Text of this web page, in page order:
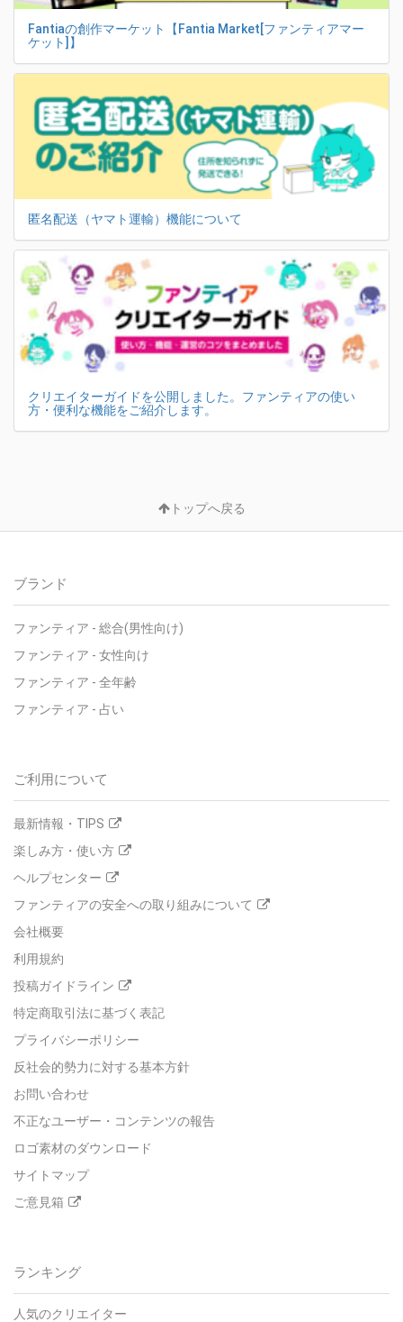
Fantiaの創作マーケット【Fantia Market[ファンティアマー
ケット]】
匿名配送（ヤマト運輸）機能について
クリエイターガイドを公開しました。ファンティアの使い
方・便利な機能をご紹介します。
トップへ戻る
ブランド
ファンティア - 総合(男性向け)
ファンティア - 女性向け
ファンティア - 全年齢
ファンティア - 占い
ご利用について
最新情報・TIPS
楽しみ方・使い方
ヘルプセンター
ファンティアの安全への取り組みについて
会社概要
利用規約
投稿ガイドライン
特定商取引法に基づく表記
プライバシーポリシー
反社会的勢力に対する基本方針
お問い合わせ
不正なユーザー・コンテンツの報告
ロゴ素材のダウンロード
サイトマップ
ご意見箱
ランキング
人気のクリエイター